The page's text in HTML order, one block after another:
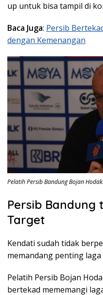
up untuk bisa tampil di
Baca Juga: Persib
dengan Kemenangan
Pelatih Persib Bandung Bojan
Persib Bandung
Target
Kendati sudah tidak
memandang penting
Pelatih Persib Bojan
bertekad mememangi